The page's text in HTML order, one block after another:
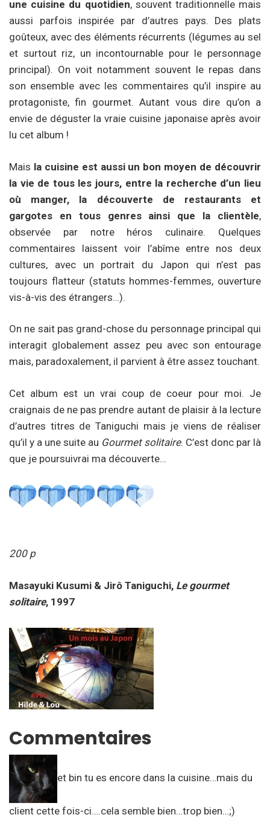
une cuisine du quotidien, souvent traditionnelle mais
aussi parfois inspirée par d’autres pays. Des plats
goûteux, avec des éléments récurrents (légumes au sel
et surtout riz, un incontournable pour le personnage
principal). On voit notamment souvent le repas dans
son ensemble avec les commentaires qu’il inspire au
protagoniste, fin gourmet. Autant vous dire qu’on a
envie de déguster la vraie cuisine japonaise après avoir
lu cet album !
Mais la cuisine est aussi un bon moyen de découvrir
la vie de tous les jours, entre la recherche d’un lieu
où manger, la découverte de restaurants et
gargotes en tous genres ainsi que la clientèle,
observée par notre héros culinaire. Quelques
commentaires laissent voir l’abîme entre nos deux
cultures, avec un portrait du Japon qui n’est pas
toujours flatteur (statuts hommes-femmes, ouverture
vis-à-vis des étrangers…).
On ne sait pas grand-chose du personnage principal qui
interagit globalement assez peu avec son entourage
mais, paradoxalement, il parvient à être assez touchant.
Cet album est un vrai coup de coeur pour moi. Je
craignais de ne pas prendre autant de plaisir à la lecture
d’autres titres de Taniguchi mais je viens de réaliser
qu’il y a une suite au Gourmet solitaire. C’est donc par là
que je poursuivrai ma découverte…
200 p
Masayuki Kusumi & Jirô Taniguchi, Le gourmet
solitaire, 1997
Commentaires
et bin tu es encore dans la cuisine…mais du
client cette fois-ci….cela semble bien…trop bien…;)